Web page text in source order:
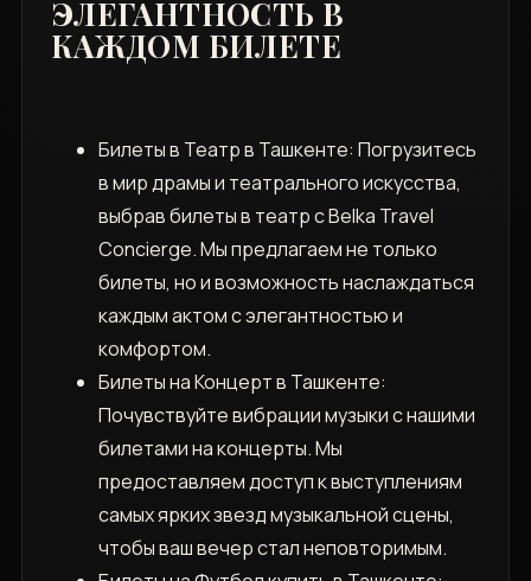
ЭЛЕГАНТНОСТЬ В
КАЖДОМ БИЛЕТЕ
Билеты в Театр в Ташкенте: Погрузитесь
в мир драмы и театрального искусства,
выбрав билеты в театр с Belka Travel
Concierge. Мы предлагаем не только
билеты, но и возможность наслаждаться
каждым актом с элегантностью и
комфортом.
Билеты на Концерт в Ташкенте:
Почувствуйте вибрации музыки с нашими
билетами на концерты. Мы
предоставляем доступ к выступлениям
самых ярких звезд музыкальной сцены,
чтобы ваш вечер стал неповторимым.